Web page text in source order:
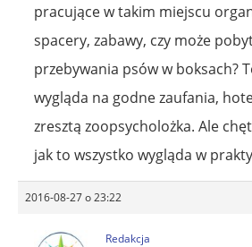
pracujące w takim miejscu
spacery, zabawy, czy może
przebywania psów w boksach?
wygląda na godne zaufania,
zresztą zoopsycholożka. Ale
jak to wszystko wygląda w
2016-08-27 o 23:22
Redakcja